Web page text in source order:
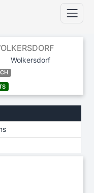
Wolkersdorf